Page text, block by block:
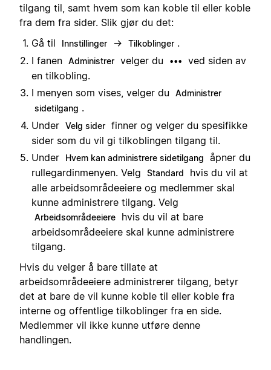
tilgang til, samt hvem som kan koble til eller koble
fra dem fra sider. Slik gjør du det:
Gå til
Innstillinger → Tilkoblinger .
I fanen Administrer velger du •••
ved siden av
en tilkobling.
I menyen som vises, velger du
Administrer
sidetilgang .
Under Velg sider finner og velger du spesifikke
sider som du vil gi tilkoblingen tilgang til.
Under
Hvem kan administrere sidetilgang
åpner du
rullegardinmenyen. Velg
Standard
hvis du vil at
alle arbeidsområdeeiere og medlemmer skal
kunne administrere tilgang. Velg
Arbeidsområdeeiere
hvis du vil at bare
arbeidsområdeeiere skal kunne administrere
tilgang.
Hvis du velger å bare tillate at
arbeidsområdeeiere administrerer tilgang, betyr
det at bare de vil kunne koble til eller koble fra
interne og offentlige tilkoblinger fra en side.
Medlemmer vil ikke kunne utføre denne
handlingen.